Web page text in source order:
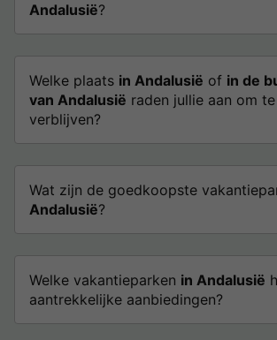
Andalusië?
Welke plaats in Andalusië of in de
van Andalusië raden jullie aan om te
verblijven?
Wat zijn de goedkoopste
Andalusië?
Welke vakantieparken in Andalusië
aantrekkelijke aanbiedingen?